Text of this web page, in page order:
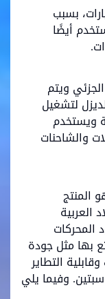
بسبب
أيضًا
ويتم
لتشغيل
ويستخدم
والشاحنات
المنتج
العربية
المحركات
بها مثل جودة
التطاير
وفيما يلي